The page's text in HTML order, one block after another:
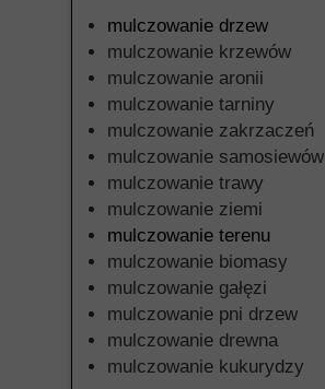
mulczowanie drzew
mulczowanie krzewów
mulczowanie aronii
mulczowanie tarniny
mulczowanie zakrzaczeń
mulczowanie samosiewów
mulczowanie trawy
mulczowanie ziemi
mulczowanie terenu
mulczowanie biomasy
mulczowanie gałęzi
mulczowanie pni drzew
mulczowanie drewna
mulczowanie kukurydzy